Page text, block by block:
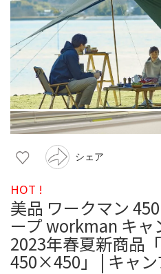
シェア
HOT !
美品 ワークマン
ープ workman キャ
2023年春夏新商品
450×450」 | キャン